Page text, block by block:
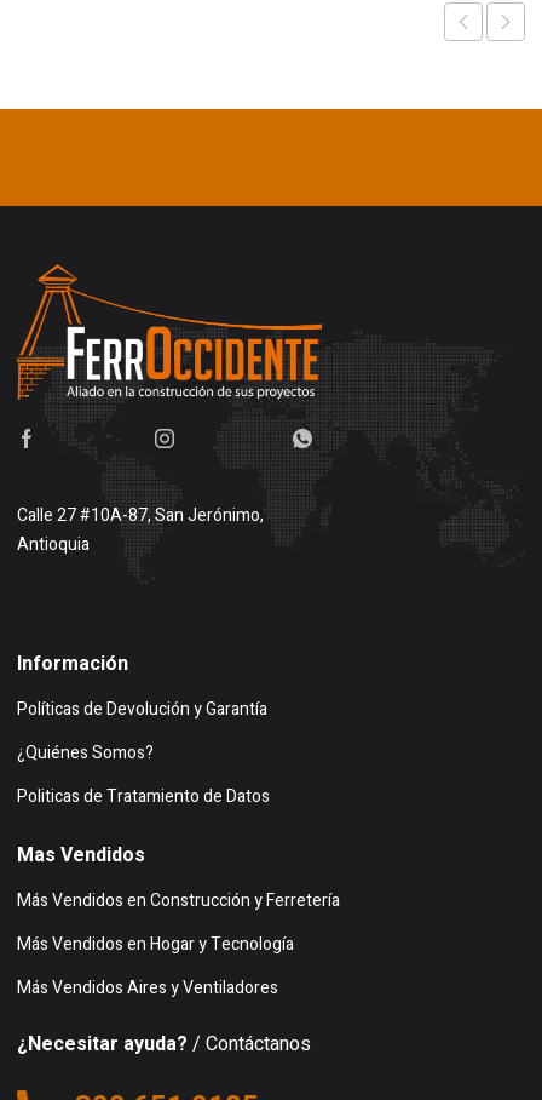
Calle 27 #10A-87, San Jerónimo,
Antioquia
Información
Políticas de Devolución y Garantía
¿Quiénes Somos?
Politicas de Tratamiento de Datos
Mas Vendidos
Más Vendidos en Construcción y Ferretería
Más Vendidos en Hogar y Tecnología
Más Vendidos Aires y Ventiladores
¿Necesitar ayuda? / Contáctanos